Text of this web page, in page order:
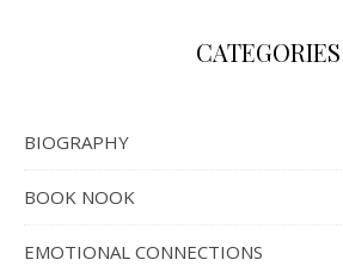
CATEGORIES
BIOGRAPHY
BOOK NOOK
EMOTIONAL CONNECTIONS